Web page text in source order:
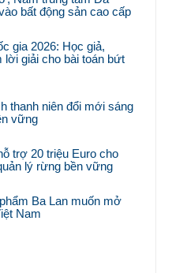
bất động sản cao cấp
gia 2026: Học giả,
lời giải cho bài toán bứt
thanh niên đổi mới sáng
vững
trợ 20 triệu Euro cho
lý rừng bền vững
Ba Lan muốn mở
Nam